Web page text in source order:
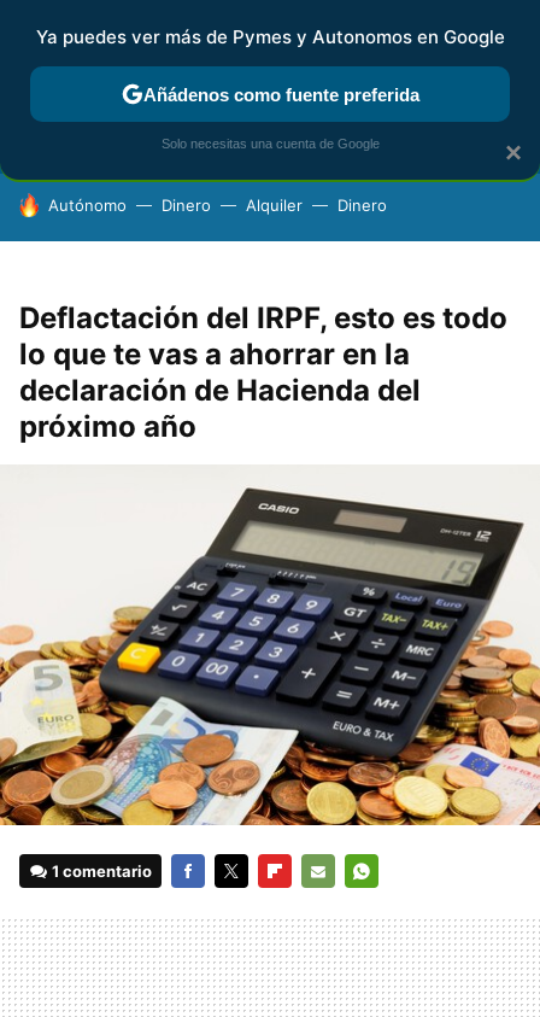
FISCALIDAD Y CONTABILIDAD KIT DIGITAL RENTA
HOY SE HABLA DE
Autónomo Dinero Alquiler Dinero
Deflactación del IRPF, esto es todo
lo que te vas a ahorrar en la
declaración de Hacienda del
próximo año
1 comentario
MAIL
×
Ya puedes ver más de Pymes y Autonomos en Google
Añádenos como fuente preferida
Solo necesitas una cuenta de Google